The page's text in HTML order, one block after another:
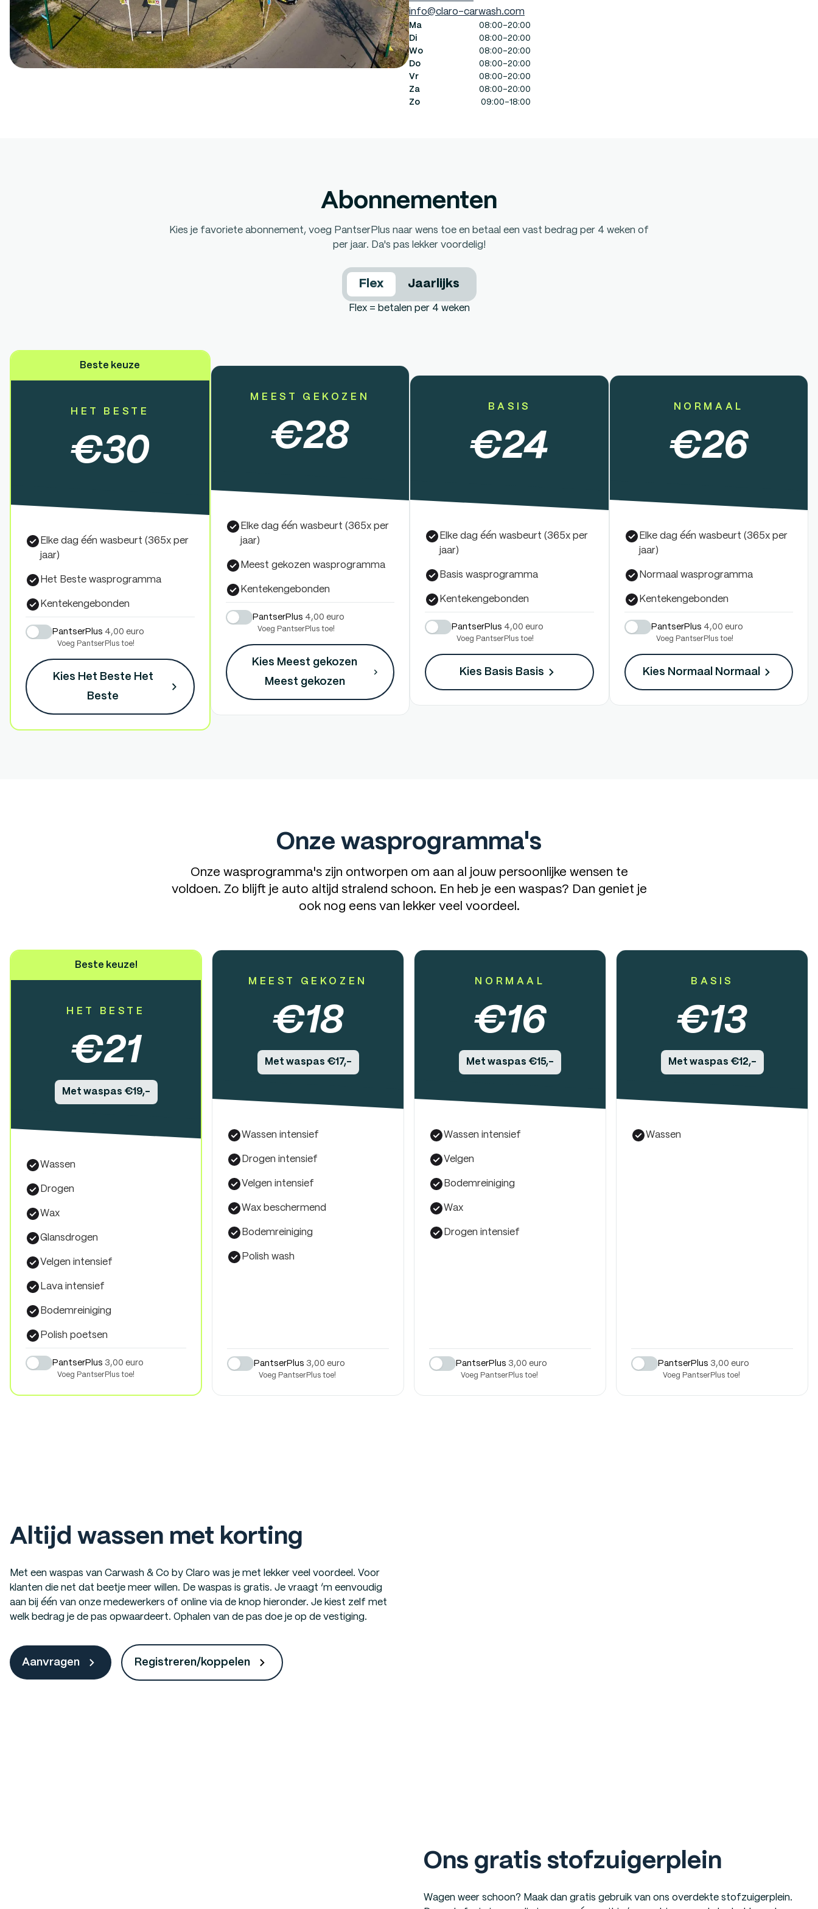
info@claro-carwash.com
Ma
08:00-20:00
Di
08:00-20:00
Wo
08:00-20:00
Do
08:00-20:00
Vr
08:00-20:00
Za
08:00-20:00
Zo
09:00-18:00
Abonnementen
Kies je favoriete abonnement, voeg PantserPlus naar wens toe en betaal een vast bedrag per 4 weken of
per jaar. Da's pas lekker voordelig!
Flex Jaarlijks
Flex = betalen per 4 weken
Beste keuze
HET BESTE
€30
Elke dag één wasbeurt (365x per
jaar)
Het Beste wasprogramma
Kentekengebonden
PantserPlus 4,00 euro
Voeg PantserPlus toe!
Kies Het Beste Het
Beste
MEEST GEKOZEN
€28
Elke dag één wasbeurt (365x per
jaar)
Meest gekozen wasprogramma
Kentekengebonden
PantserPlus 4,00 euro
Voeg PantserPlus toe!
Kies Meest gekozen
Meest gekozen
BASIS
€24
Elke dag één wasbeurt (365x per
jaar)
Basis wasprogramma
Kentekengebonden
PantserPlus 4,00 euro
Voeg PantserPlus toe!
Kies Basis Basis
NORMAAL
€26
Elke dag één wasbeurt (365x per
jaar)
Normaal wasprogramma
Kentekengebonden
PantserPlus 4,00 euro
Voeg PantserPlus toe!
Kies Normaal Normaal
Onze wasprogramma's
Onze wasprogramma's zijn ontworpen om aan al jouw persoonlijke wensen te
voldoen. Zo blijft je auto altijd stralend schoon. En heb je een waspas? Dan geniet je
ook nog eens van lekker veel voordeel.
Beste keuze!
HET BESTE
€21
Met waspas €19,-
Wassen
Drogen
Wax
Glansdrogen
Velgen intensief
Lava intensief
Bodemreiniging
Polish poetsen
PantserPlus 3,00 euro
Voeg PantserPlus toe!
MEEST GEKOZEN
€18
Met waspas €17,-
Wassen intensief
Drogen intensief
Velgen intensief
Wax beschermend
Bodemreiniging
Polish wash
PantserPlus 3,00 euro
Voeg PantserPlus toe!
NORMAAL
€16
Met waspas €15,-
Wassen intensief
Velgen
Bodemreiniging
Wax
Drogen intensief
PantserPlus 3,00 euro
Voeg PantserPlus toe!
BASIS
€13
Met waspas €12,-
Wassen
PantserPlus 3,00 euro
Voeg PantserPlus toe!
Altijd wassen met korting
Met een waspas van Carwash & Co by Claro was je met lekker veel voordeel. Voor
klanten die net dat beetje meer willen. De waspas is gratis. Je vraagt ‘m eenvoudig
aan bij één van onze medewerkers of online via de knop hieronder. Je kiest zelf met
welk bedrag je de pas opwaardeert. Ophalen van de pas doe je op de vestiging.
Aanvragen Registreren/koppelen
Ons gratis stofzuigerplein
Wagen weer schoon? Maak dan gratis gebruik van ons overdekte stofzuigerplein.